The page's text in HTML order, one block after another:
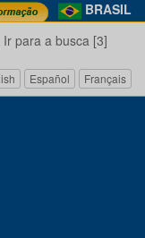
BRASIL
Ir para a busca [3]
Español Français